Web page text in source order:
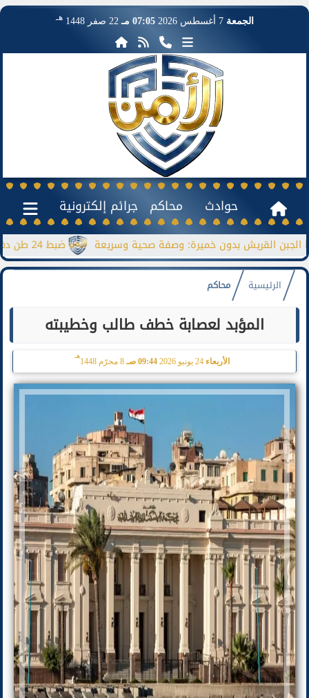
الجمعة 7 أغسطس 2026 07:05 مـ 22 صفر 1448 هـ
حوادث محاكم جرائم إلكترونية
ضبط 24 طن دقيق مدعم قبل بيعها بالسوق السوداء القريش بدون خميرة: وصفة صحية وسريعة
الرئيسية محاكم
المؤبد لعصابة خطف طالب وخطيبته
الأربعاء 24 يونيو 2026 09:44 صـ 8 محرّم 1448
هـ